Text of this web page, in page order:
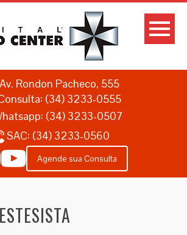
Av. Rondon Pacheco, 555
(34) 3233-0555
(34) 3233-0507
SAC: (34) 3233-0560
Agende sua Consulta